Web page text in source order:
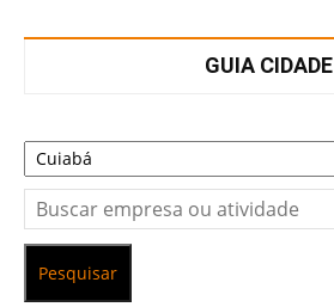
GUIA CIDADE
Pesquisar